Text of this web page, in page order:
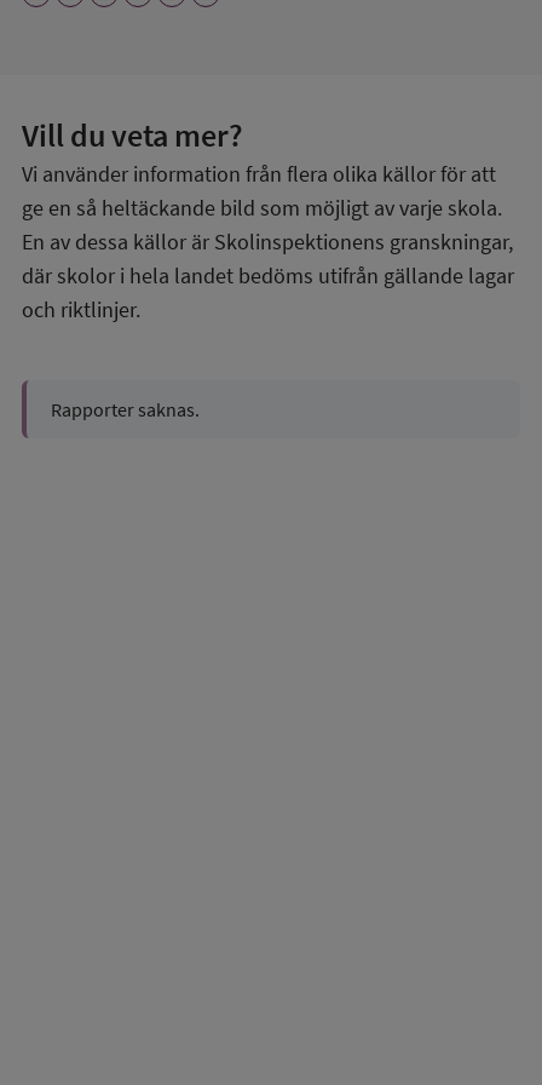
Vill du veta mer?
Vi använder information från flera olika källor för att
ge en så heltäckande bild som möjligt av varje skola.
En av dessa källor är Skolinspektionens granskningar,
där skolor i hela landet bedöms utifrån gällande lagar
och riktlinjer.
Rapporter saknas.